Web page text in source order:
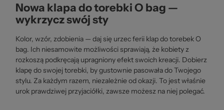
Nowa klapa do torebki O bag —
wykrzycz swój sty
Kolor, wzór, zdobienia — daj się urzec ferii klap do torebek O
bag. Ich niesamowite możliwości sprawiają, że kobiety z
rozkoszą podkręcają upragniony efekt swoich kreacji. Dobierz
klapę do swojej torebki, by gustownie pasowała do Twojego
stylu. Za każdym razem, niezależnie od okazji. To jest właśnie
urok prawdziwej przyjaciółki, zawsze możesz na niej polegać.